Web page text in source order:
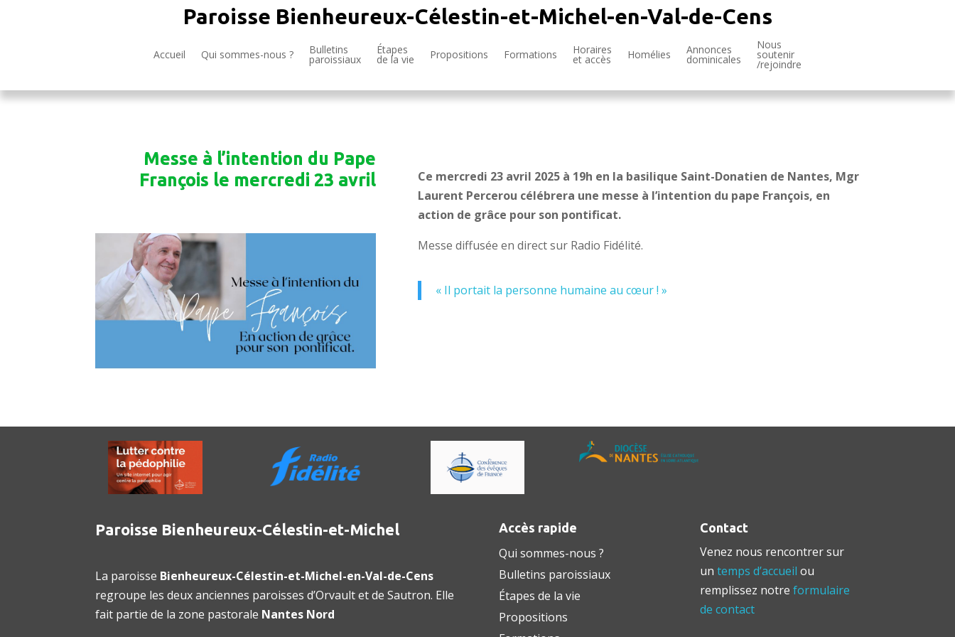
Paroisse Bienheureux-Célestin-et-Michel-en-Val-de-Cens
Accueil Qui sommes-nous ? Bulletins
paroissiaux
Étapes
de la vie Propositions Formations Horaires
et accès Homélies Annonces
dominicales
Nous
soutenir
/rejoindre
Messe à l’intention du Pape
François le mercredi 23 avril
Ce mercredi 23 avril 2025 à 19h en la basilique Saint-Donatien de Nantes, Mgr
Laurent Percerou célébrera une messe à l’intention du pape François, en
action de grâce pour son pontificat.
Messe diffusée en direct sur Radio Fidélité.
« Il portait la personne humaine au cœur ! »
Paroisse Bienheureux-Célestin-et-Michel
La paroisse Bienheureux-Célestin-et-Michel-en-Val-de-Cens
regroupe les deux anciennes paroisses d’Orvault et de Sautron. Elle
fait partie de la zone pastorale Nantes Nord
Accès rapide
Qui sommes-nous ?
Bulletins paroissiaux
Étapes de la vie
Propositions
Contact
Venez nous rencontrer sur
untemps d’accueil ou
remplissez notreformulaire
de contact